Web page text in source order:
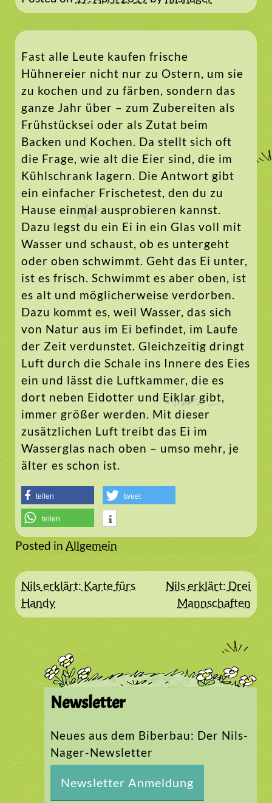
Fast alle Leute kaufen frische
Hühnereier nicht nur zu Ostern, um sie
zu kochen und zu färben, sondern das
ganze Jahr über – zum Zubereiten als
Frühstücksei oder als Zutat beim
Backen und Kochen. Da stellt sich oft
die Frage, wie alt die Eier sind, die im
Kühlschrank lagern. Die Antwort gibt
ein einfacher Frischetest, den du zu
Hause einmal ausprobieren kannst.
Dazu legst du ein Ei in ein Glas voll mit
Wasser und schaust, ob es untergeht
oder oben schwimmt. Geht das Ei unter,
ist es frisch. Schwimmt es aber oben, ist
es alt und möglicherweise verdorben.
Dazu kommt es, weil Wasser, das sich
von Natur aus im Ei befindet, im Laufe
der Zeit verdunstet. Gleichzeitig dringt
Luft durch die Schale ins Innere des Eies
ein und lässt die Luftkammer, die es
dort neben Eidotter und Eiklar gibt,
immer größer werden. Mit dieser
zusätzlichen Luft treibt das Ei im
Wasserglas nach oben – umso mehr, je
älter es schon ist.
teilen tweet
teilen
Posted in Allgemein
Beitragsnavigation
Nils erklärt: Karte fürs
Handy
Nils erklärt: Drei
Mannschaften
Newsletter
Neues aus dem Biberbau: Der Nils-
Nager-Newsletter
Newsletter Anmeldung